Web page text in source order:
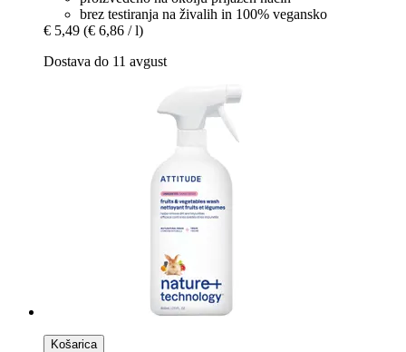
brez testiranja na živalih in 100% vegansko
€ 5,49 (€ 6,86 / l)
Dostava do 11 avgust
Košarica